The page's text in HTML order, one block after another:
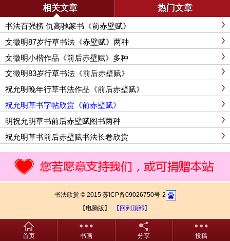
相关文章 热门文章
书法百强榜 仇高驰篆书《前赤壁赋》
文徵明87岁行草书法《赤壁赋》两种
文徵明小楷作品《前后赤壁赋》多种
文徵明83岁行草书法《前后赤壁赋》
祝允明晚年行草书法作品《前后赤壁赋》
祝允明草书字帖欣赏《前赤壁赋》
明祝允明草书前后赤壁赋图书两种
祝允明草书前后赤壁赋书法长卷欣赏
书法欣赏 © 2015 苏ICP备09026750号-2
【电脑版】
【回到顶部】
首页 书画 分享 投稿